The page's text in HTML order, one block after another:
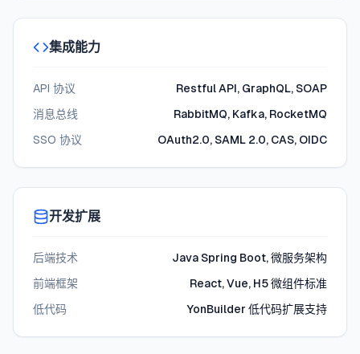
集成能力
API 协议
Restful API, GraphQL, SOAP
消息总线
RabbitMQ, Kafka, RocketMQ
SSO 协议
OAuth2.0, SAML 2.0, CAS, OIDC
开发扩展
后端技术
Java Spring Boot, 微服务架构
前端框架
React, Vue, H5 微组件标准
低代码
YonBuilder 低代码扩展支持